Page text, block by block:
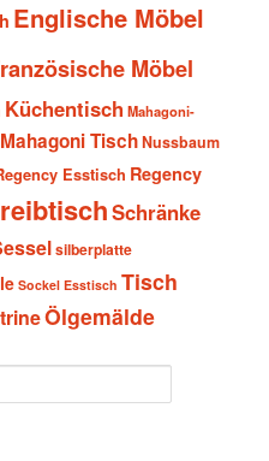
Englische Möbel
Möbel
Küchentisch Mahagoni-
Mahagoni TischNussbaum
Esstisch Regency
Schränke
silberplatte
Sockel Esstisch Tisch
Ölgemälde